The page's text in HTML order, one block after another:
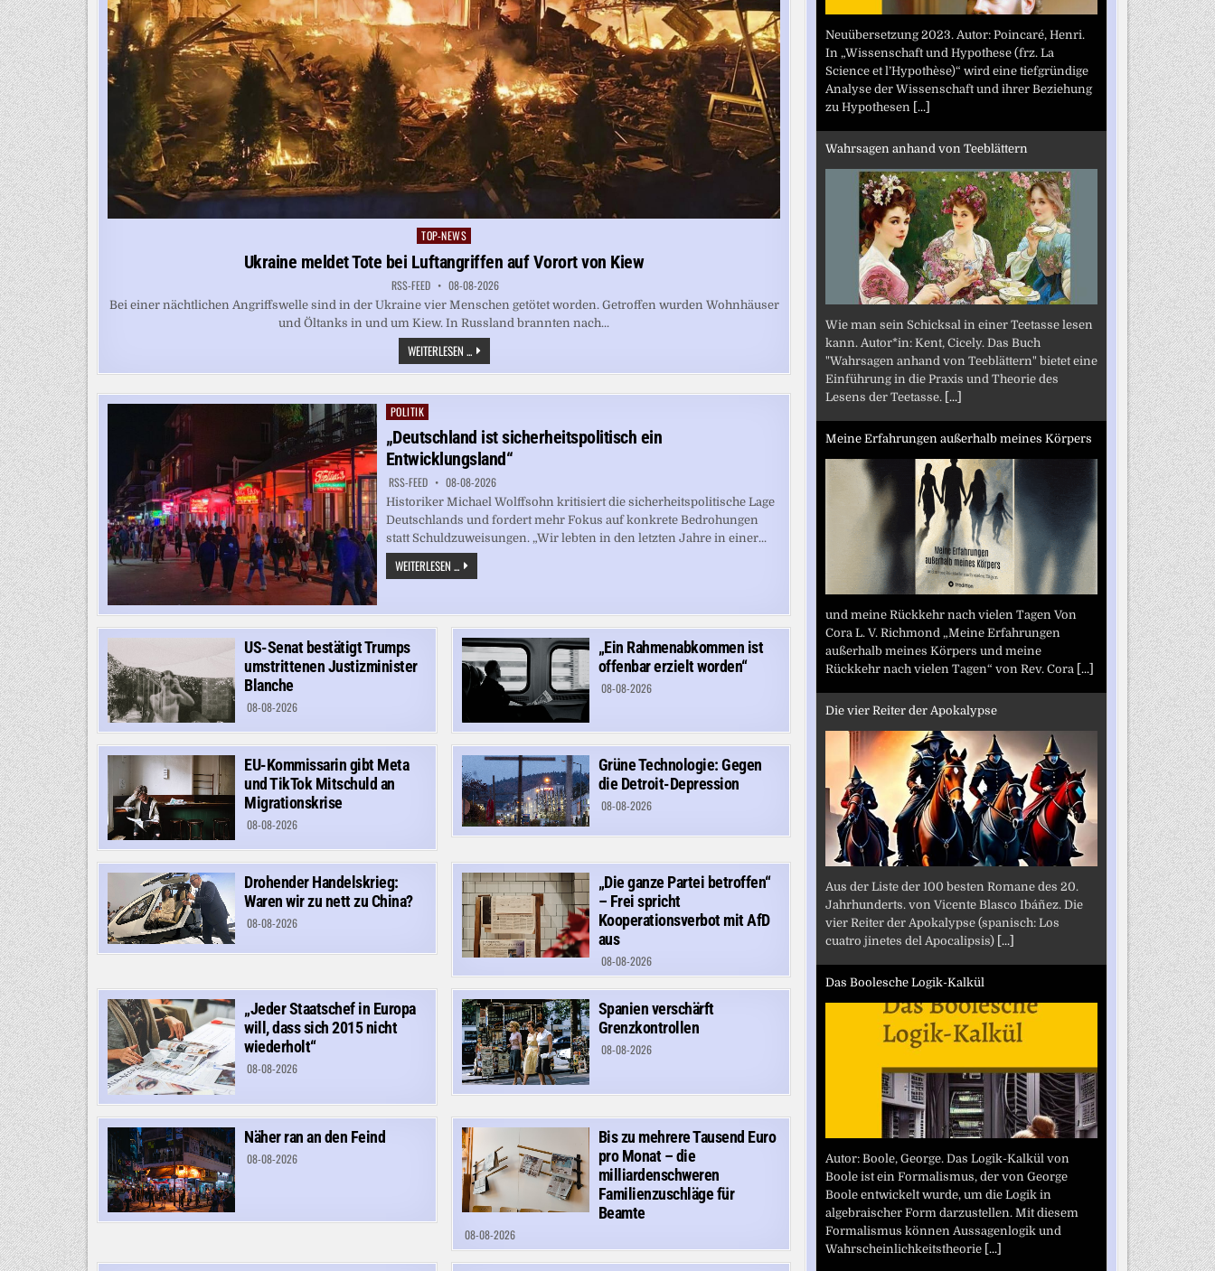
Posted
TOP-NEWS
Ukraine meldet Tote bei Luftangriffen auf Vorort von Kiew
RSS-FEED 08-08-2026
Bei einer nächtlichen Angriffswelle sind in der Ukraine vier Menschen getötet worden. Getroffen wurden Wohnhäuser
und Öltanks in und um Kiew. In Russland brannten nach...
WEITERLESEN ... UKRAINE
MELDET
TOTE
LUFTANGRIFFEN
VON
KIEW
Posted
in
POLITIK
„Deutschland ist sicherheitspolitisch ein
Entwicklungsland“
RSS-FEED 08-08-2026
Historiker Michael Wolffsohn kritisiert die sicherheitspolitische Lage
Deutschlands und fordert mehr Fokus auf konkrete Bedrohungen
statt Schuldzuweisungen. „Wir lebten in den letzten Jahre in einer...
WEITERLESEN ... „DEUTSCHLAND
IST
ENTWICKLUNGSLAND“
US-Senat bestätigt Trumps
umstrittenen Justizminister
Blanche
08-08-2026
„Ein Rahmenabkommen ist
offenbar erzielt worden“
08-08-2026
EU-Kommissarin gibt Meta
und TikTok Mitschuld an
Migrationskrise
08-08-2026
Grüne Technologie: Gegen
die Detroit-Depression
08-08-2026
Drohender Handelskrieg:
Waren wir zu nett zu China?
08-08-2026
„Die ganze Partei betroffen“
– Frei spricht
Kooperationsverbot mit AfD
aus
08-08-2026
„Jeder Staatschef in Europa
will, dass sich 2015 nicht
wiederholt“
08-08-2026
Spanien verschärft
Grenzkontrollen
08-08-2026
Näher ran an den Feind
08-08-2026
Bis zu mehrere Tausend Euro
pro Monat – die
milliardenschweren
Familienzuschläge für
Beamte
08-08-2026
Neuübersetzung 2023. Autor: Poincaré, Henri.
In „Wissenschaft und Hypothese (frz. La
Science et l’Hypothèse)“ wird eine tiefgründige
Analyse der Wissenschaft und ihrer Beziehung
zu Hypothesen [...]
Wahrsagen anhand von Teeblättern
Wie man sein Schicksal in einer Teetasse lesen
kann. Autor*in: Kent, Cicely. Das Buch
"Wahrsagen anhand von Teeblättern" bietet eine
Einführung in die Praxis und Theorie des
Lesens der Teetasse. [...]
Meine Erfahrungen außerhalb meines Körpers
und meine Rückkehr nach vielen Tagen Von
Cora L. V. Richmond „Meine Erfahrungen
außerhalb meines Körpers und meine
Rückkehr nach vielen Tagen“ von Rev. Cora [...]
Die vier Reiter der Apokalypse
Aus der Liste der 100 besten Romane des 20.
Jahrhunderts. von Vicente Blasco Ibáñez. Die
vier Reiter der Apokalypse (spanisch: Los
cuatro jinetes del Apocalipsis) [...]
Das Boolesche Logik-Kalkül
Autor: Boole, George. Das Logik-Kalkül von
Boole ist ein Formalismus, der von George
Boole entwickelt wurde, um die Logik in
algebraischer Form darzustellen. Mit diesem
Formalismus können Aussagenlogik und
Wahrscheinlichkeitstheorie [...]